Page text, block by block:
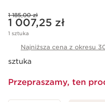
Poprzednia cena 1 185,00 zł
1 185,00 zł
Aktualna cena 1 007,25 zł
1 007,25 zł
1 sztuka
Najniższa cena z okresu
sztuka
Przepraszamy, ten